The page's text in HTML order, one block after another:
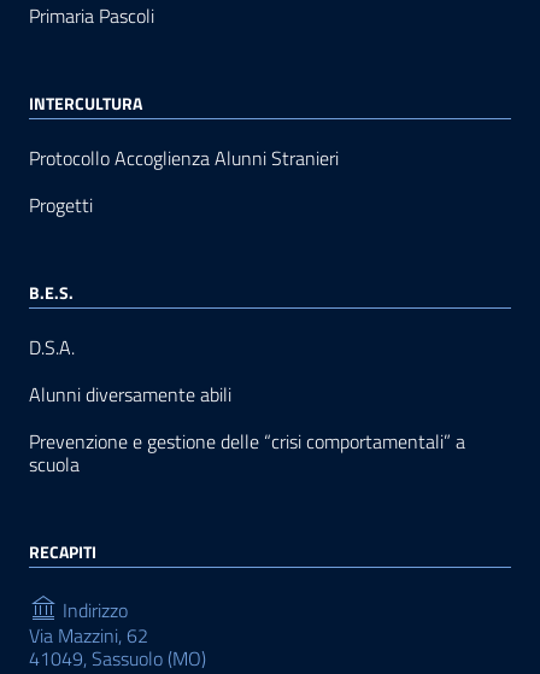
Primaria Pascoli
INTERCULTURA
Protocollo Accoglienza Alunni Stranieri
Progetti
B.E.S.
D.S.A.
Alunni diversamente abili
Prevenzione e gestione delle “crisi comportamentali” a
scuola
RECAPITI
Indirizzo
Via Mazzini, 62
41049, Sassuolo (MO)